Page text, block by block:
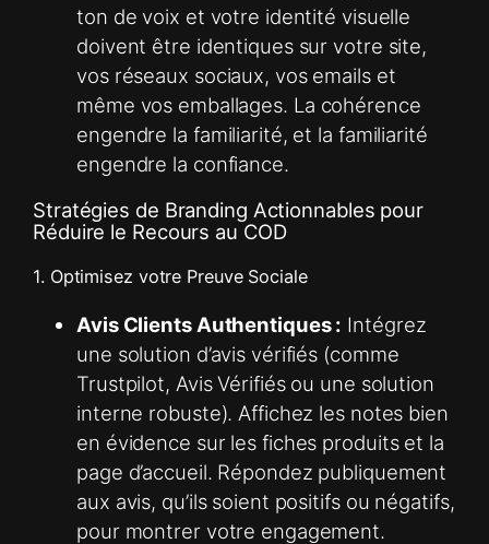
ton de voix et votre identité visuelle
doivent être identiques sur votre site,
vos réseaux sociaux, vos emails et
même vos emballages. La cohérence
engendre la familiarité, et la familiarité
engendre la confiance.
Stratégies de Branding Actionnables pour
Réduire le Recours au COD
1. Optimisez votre Preuve Sociale
Avis Clients Authentiques : Intégrez
une solution d’avis vérifiés (comme
Trustpilot, Avis Vérifiés ou une solution
interne robuste). Affichez les notes bien
en évidence sur les fiches produits et la
page d’accueil. Répondez publiquement
aux avis, qu’ils soient positifs ou négatifs,
pour montrer votre engagement.